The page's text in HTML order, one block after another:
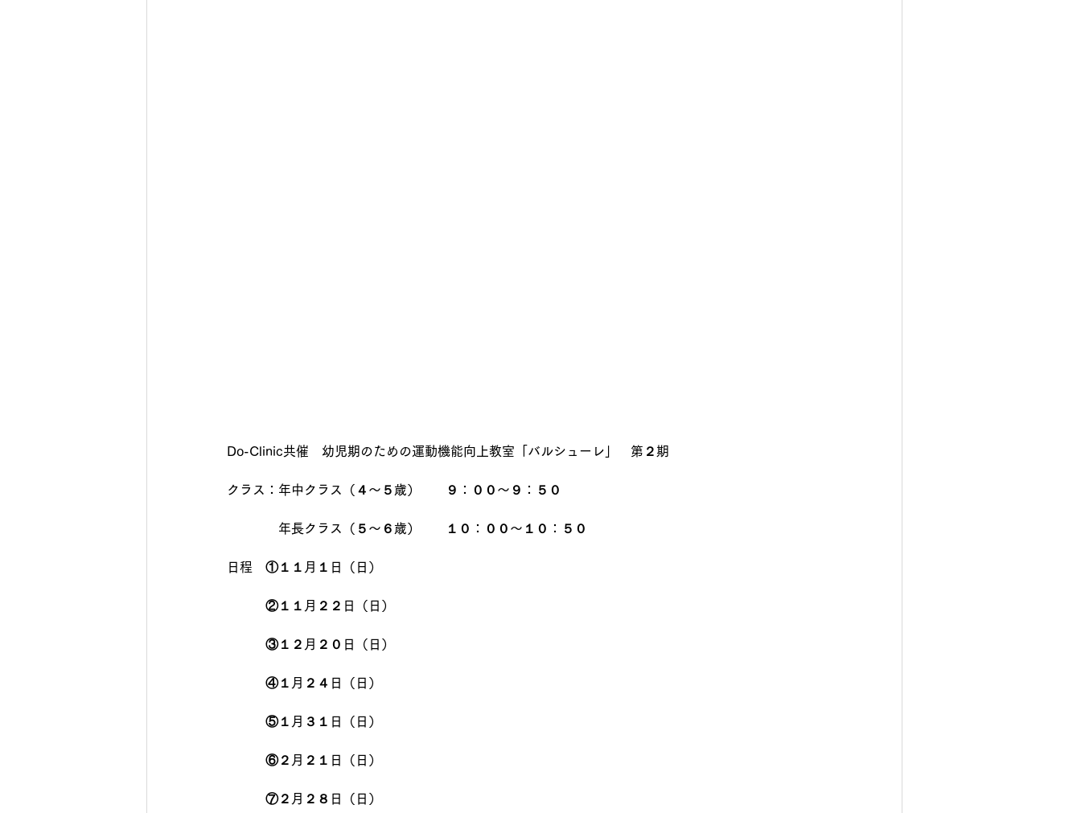
Do-Clinic共催　幼児期のための運動機能向上教室「バルシューレ」　第２期
クラス：年中クラス（４〜５歳）　　９：００〜９：５０
年長クラス（５〜６歳）　　１０：００〜１０：５０
日程　①１１月１日（日）
②１１月２２日（日）
③１２月２０日（日）
④１月２４日（日）
⑤１月３１日（日）
⑥２月２１日（日）
⑦２月２８日（日）